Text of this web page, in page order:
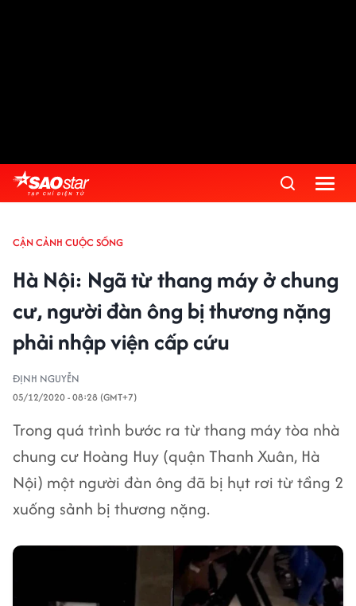
CẬN CẢNH CUỘC SỐNG
Hà Nội: Ngã từ thang máy ở chung
cư, người đàn ông bị thương nặng
phải nhập viện cấp cứu
ĐỊNH NGUYỄN
05/12/2020 - 08:28 (GMT+7)
Trong quá trình bước ra từ thang máy tòa nhà
chung cư Hoàng Huy (quận Thanh Xuân, Hà
Nội) một người đàn ông đã bị hụt rơi từ tầng 2
xuống sảnh bị thương nặng.